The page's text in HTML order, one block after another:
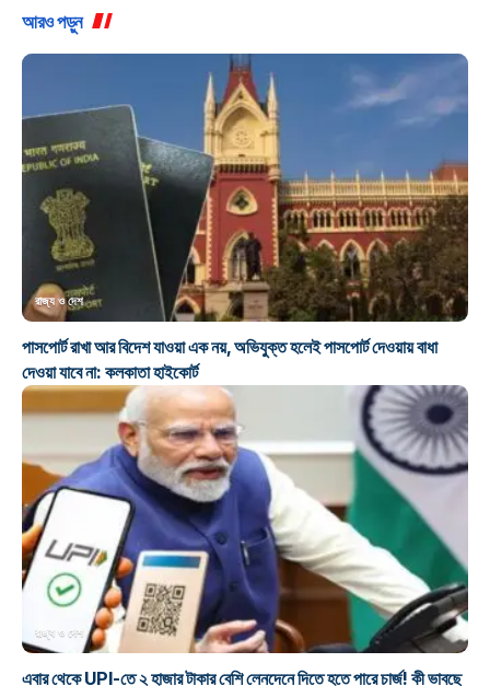
আরও পড়ুন
রাজ্য ও দেশ
পাসপোর্ট রাখা আর বিদেশ যাওয়া এক নয়, অভিযুক্ত হলেই পাসপোর্ট দেওয়ায় বাধা
দেওয়া যাবে না: কলকাতা হাইকোর্ট
রাজ্য ও দেশ
এবার থেকে UPI-তে ২ হাজার টাকার বেশি লেনদেনে দিতে হতে পারে চার্জ! কী ভাবছে